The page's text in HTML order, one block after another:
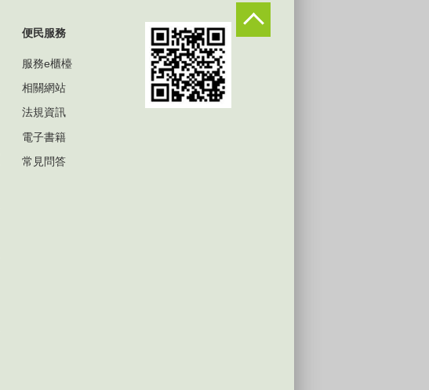
便民服務
服務e櫃檯
相關網站
法規資訊
電子書籍
常見問答